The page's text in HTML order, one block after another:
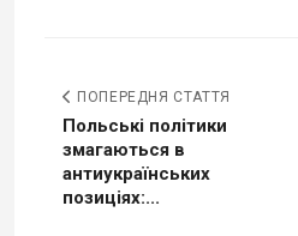
ПОПЕРЕДНЯ СТАТТЯ
Польські політики
змагаються в
антиукраїнських
позиціях:...